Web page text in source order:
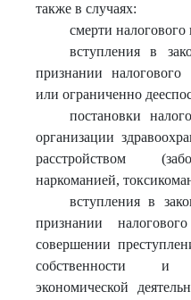
также в случаях:
смерти налогового
вступления в
признании налогового
или ограниченно
постановки
организации
расстройством
наркоманией,
вступления в
признании
совершении
собственности и
экономической